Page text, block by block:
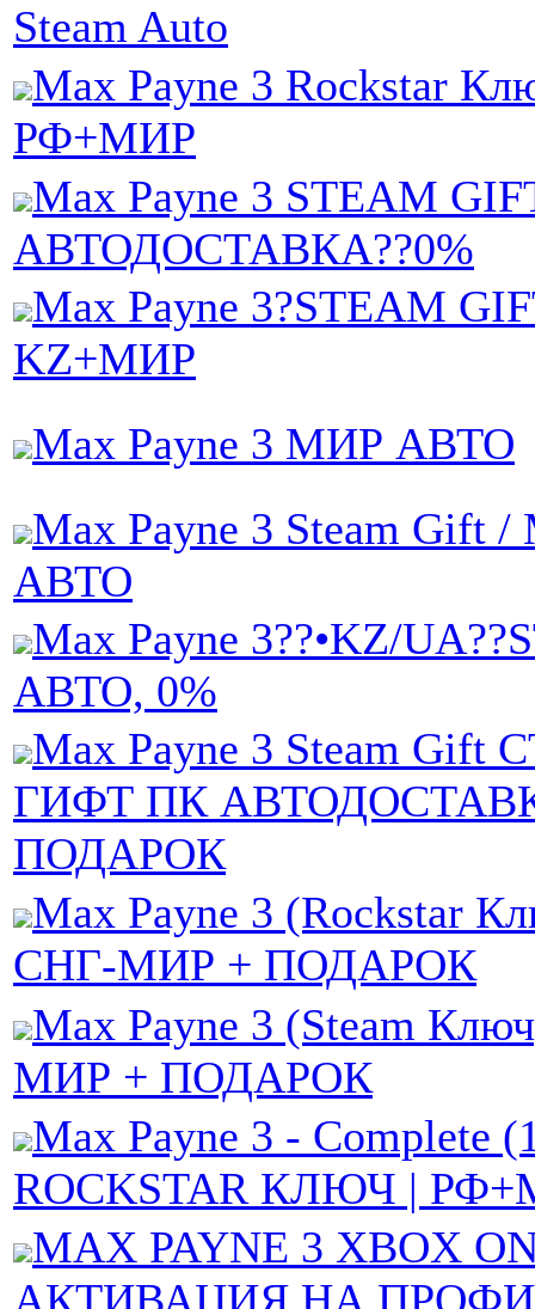
Steam Auto
Max Payne 3 Rockstar
РФ+МИР
Max Payne 3 STEAM
АВТОДОСТАВКА??0%
Max Payne 3?STEAM
KZ+МИР
Max Payne 3 МИР АВТО
Max Payne 3 Steam Gift
АВТО
Max Payne 3??•KZ/
АВТО, 0%
Max Payne 3 Steam Gift
ГИФТ ПК
ПОДАРОК
Max Payne 3 (Rockstar
СНГ-МИР + ПОДАРОК
Max Payne 3 (Steam
МИР + ПОДАРОК
Max Payne 3 - Complete
ROCKSTAR КЛЮЧ |
MAX PAYNE 3 XBOX